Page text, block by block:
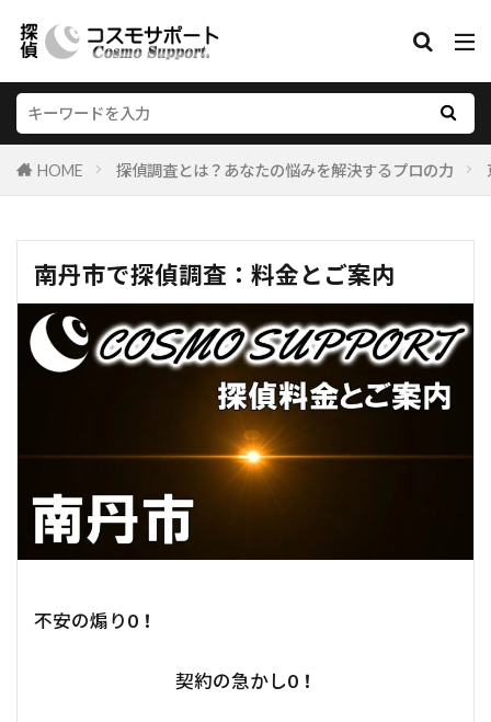
HOME 探偵調査とは？あなたの悩みを解決するプロの力
南丹市で探偵調査：料金とご案内
不安の煽り0！
契約の急かし0！